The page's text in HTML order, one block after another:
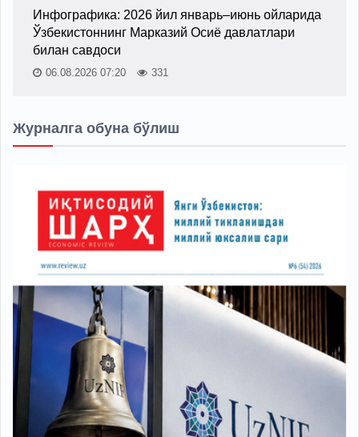
Инфографика: 2026 йил январь–июнь ойларида
Ўзбекистоннинг Марказий Осиё давлатлари
билан савдоси
06.08.2026 07:20 331
Журналга обуна бўлиш